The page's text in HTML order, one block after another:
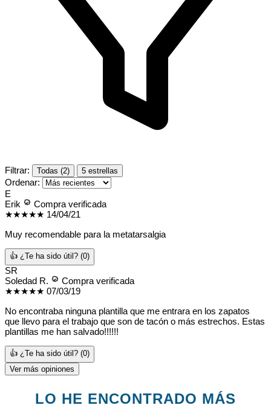
Filtrar: Todas (2) 5 estrellas
Ordenar:
E
Erik
Compra verificada
★★★★★ 14/04/21
Muy recomendable para la metatarsalgia
👍 ¿Te ha sido útil? (0)
SR
Soledad R.
Compra verificada
★★★★★ 07/03/19
No encontraba ninguna plantilla que me entrara en los zapatos
que llevo para el trabajo que son de tacón o más estrechos. Estas
plantillas me han salvado!!!!!!
👍 ¿Te ha sido útil? (0)
Ver más opiniones
LO HE ENCONTRADO MÁS